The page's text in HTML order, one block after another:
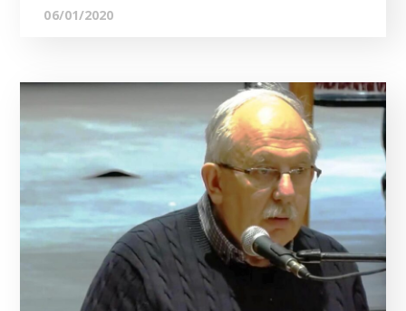
06/01/2020